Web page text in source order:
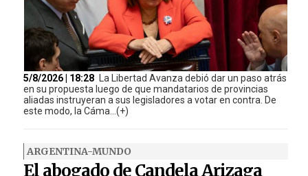
5/8/2026 | 18:28 La Libertad Avanza debió dar un paso atrás
en su propuesta luego de que mandatarios de provincias
aliadas instruyeran a sus legisladores a votar en contra. De
este modo, la Cáma...(+)
ARGENTINA-MUNDO
El abogado de Candela Arizaga